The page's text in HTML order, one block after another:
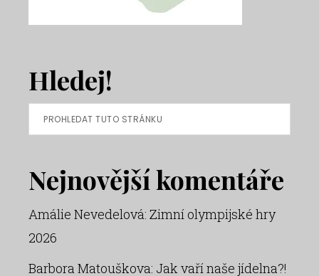
Hledej!
Prohledat
tuto
Nejnovější komentáře
Amálie Nevedelová: Zimní olympijské hry
2026
Barbora Matouškova: Jak vaří naše jídelna?!